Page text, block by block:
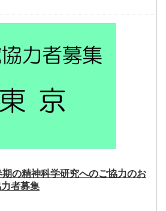
期の精神科学研究へのご協力のお
者募集